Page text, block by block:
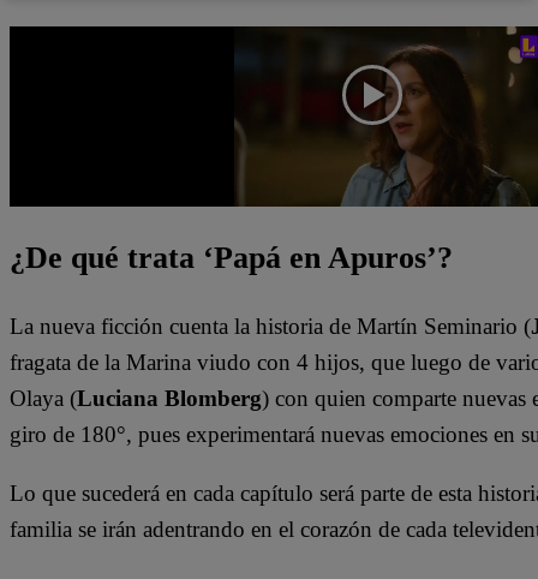
¿De qué trata ‘Papá en Apuros’?
La nueva ficción cuenta la historia de Martín Seminario (
fragata de la Marina viudo con 4 hijos, que luego de
Olaya (Luciana Blomberg) con quien comparte nuevas
giro de 180°, pues experimentará nuevas emociones en
Lo que sucederá en cada capítulo será parte de esta
familia se irán adentrando en el corazón de cada